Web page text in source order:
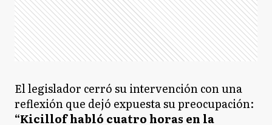
El legislador cerró su intervención con una
reflexión que dejó expuesta su preocupación:
“Kicillof habló cuatro horas en la